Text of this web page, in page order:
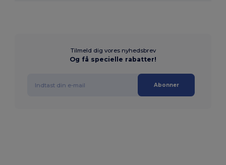
Tilmeld dig vores nyhedsbrev
Og få specielle rabatter!
Abonner